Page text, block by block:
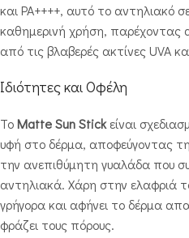
και PA++++, αυτό το αντηλιακό
καθημερινή χρήση, παρέχοντας
από τις βλαβερές ακτίνες UVA
Ιδιότητες και Οφέλη
ΤοMatte Sun Stickείναι
υφή στο δέρμα, αποφεύγοντας
την ανεπιθύμητη γυαλάδα που
αντηλιακά. Χάρη στην ελαφριά
γρήγορα και αφήνει το δέρμα
φράζει τους πόρους.